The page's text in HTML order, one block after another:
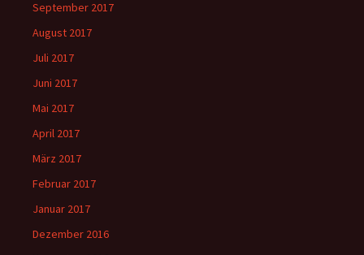
September 2017
August 2017
Juli 2017
Juni 2017
Mai 2017
April 2017
März 2017
Februar 2017
Januar 2017
Dezember 2016